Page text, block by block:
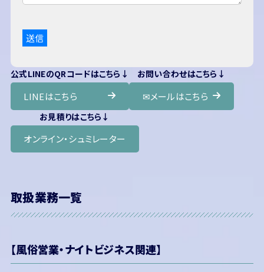
公式LINEのQRコードはこちら↓
LINEはこちら
お問い合わせはこちら↓
✉メールはこちら
お見積りはこちら↓
オンライン・シュミレーター
取扱業務一覧
【風俗営業・ナイトビジネス関連】